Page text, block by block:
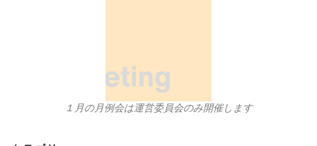
１月の月例会は運営委員会のみ開催します